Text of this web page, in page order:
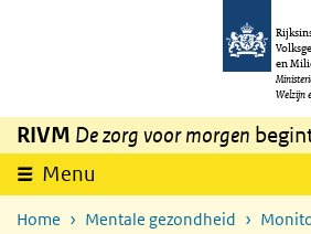
Overslaan en naar de inhoud gaan
en
Welzijn
RIVM De zorg voor morgen
Menu
Home Mentale gezondheid